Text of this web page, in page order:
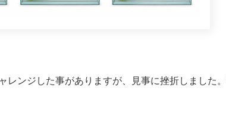
レンジした事がありますが、見事に挫折しました